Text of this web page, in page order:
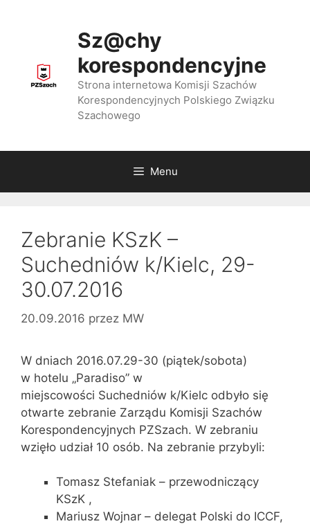
Sz@chy
korespondencyjne
Strona internetowa Komisji Szachów
Korespondencyjnych Polskiego Związku
Szachowego
Menu
Zebranie KSzK –
Suchedniów k/Kielc, 29-
30.07.2016
20.09.2016 przez MW
W dniach 2016.07.29-30 (piątek/sobota)
w hotelu „Paradiso” w
miejscowości Suchedniów k/Kielc odbyło się
otwarte zebranie Zarządu Komisji Szachów
Korespondencyjnych PZSzach. W zebraniu
wzięło udział 10 osób. Na zebranie przybyli:
Tomasz Stefaniak – przewodniczący
KSzK ,
Mariusz Wojnar – delegat Polski do ICCF,